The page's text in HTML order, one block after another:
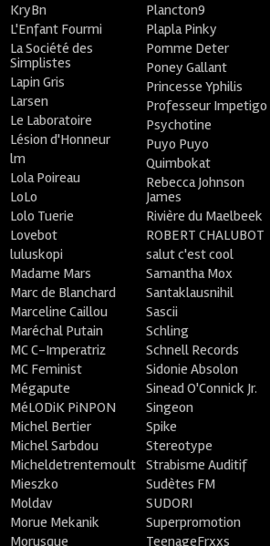
KryBn
L'Enfant Fourmi
La Société des
Simplistes
Lapin Gris
Larsen
Le Laboratoire
Lésion d'Honneur
lm
Lola Poireau
LoLo
Lolo Tuerie
Lovebot
luluskopi
Madame Mars
Marc de Blanchard
Marceline Caillou
Maréchal Putain
MC C-Imperatriz
MC Feminist
Mégapute
MéLODiK PiNPON
Michel Bertier
Michel Sarbdou
Micheldetrentemoult
Mieszko
Moldav
Morue Mekanik
Morusque
Plancton9
Plapla Pinky
Pomme Deter
Poney Gallant
Princesse Yphilis
Professeur Impetigo
Psychotine
Puyo Puyo
Quimbokat
Rebecca Johnson
James
Rivière du Maelbeek
ROBERT CHALUBOT
salut c'est cool
Samantha Mox
Santaklausnihil
Sascii
Schling
Schnell Records
Sidonie Absolon
Sinead O'Connick Jr.
Singeon
Spike
Stereotype
Strabisme Auditif
Sudètes FM
SUDORI
Superpromotion
TeenageFrxxs